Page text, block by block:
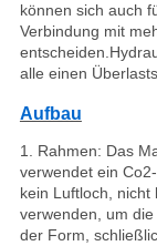
können sich auch
Verbindung mit
alle einen
Aufbau
1. Rahmen: Das
verwendet ein
kein Luftloch, nicht
verwenden, um
der Form,